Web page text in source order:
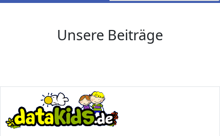
Unsere Beiträge